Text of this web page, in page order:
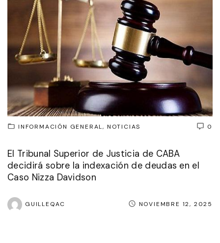
0
INFORMACIÓN GENERAL NOTICIAS
El Tribunal Superior de Justicia de CABA
decidirá sobre la indexación de deudas en el
Caso Nizza Davidson
GUILLEQAC NOVIEMBRE 12, 2025